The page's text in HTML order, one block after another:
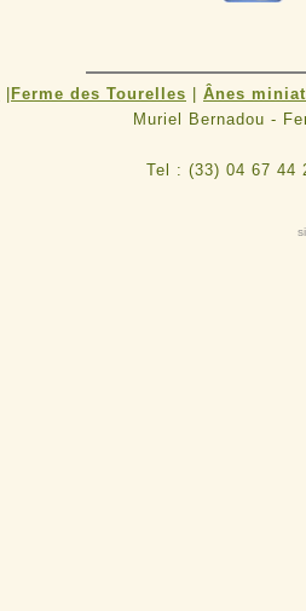
Ferme des Tourelles
Ânes
Muriel Bernadou -
Tel : (33) 04 67 44